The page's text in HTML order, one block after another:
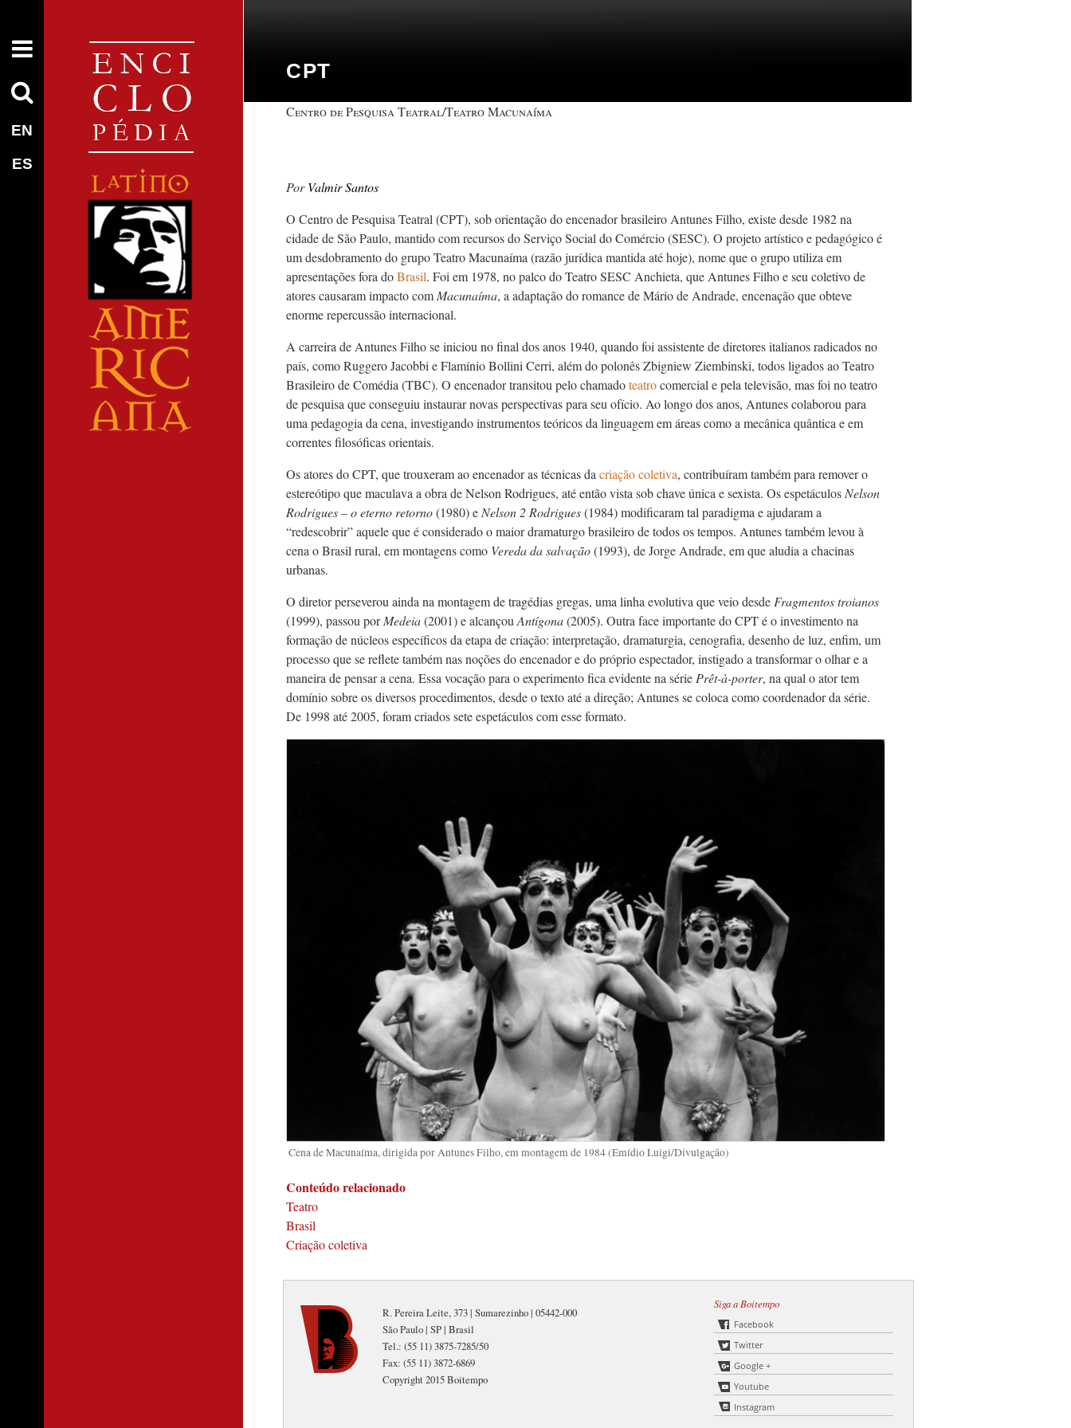
EN
ES
CPT
Centro de Pesquisa Teatral/Teatro Macunaíma
Valmir Santos
O Centro de Pesquisa Teatral (CPT), sob orientação do encenador brasileiro Antunes Filho, existe desde 1982 na
cidade de São Paulo, mantido com recursos do Serviço Social do Comércio (SESC). O projeto artístico e pedagógico é
um desdobramento do grupo Teatro Macunaíma (razão jurídica mantida até hoje), nome que o grupo utiliza em
apresentações fora doBrasil. Foi em 1978, no palco do Teatro SESC Anchieta, que Antunes Filho e seu coletivo de
atores causaram impacto com Macunaíma, a adaptação do romance de Mário de Andrade, encenação que obteve
enorme repercussão internacional.
A carreira de Antunes Filho se iniciou no final dos anos 1940, quando foi assistente de diretores italianos radicados no
país, como Ruggero Jacobbi e Flamínio Bollini Cerri, além do polonês Zbigniew Ziembinski, todos ligados ao Teatro
Brasileiro de Comédia (TBC). O encenador transitou pelo chamadoteatrocomercial e pela televisão, mas foi no teatro
de pesquisa que conseguiu instaurar novas perspectivas para seu ofício. Ao longo dos anos, Antunes colaborou para
uma pedagogia da cena, investigando instrumentos teóricos da linguagem em áreas como a mecânica quântica e em
correntes filosóficas orientais.
Os atores do CPT, que trouxeram ao encenador as técnicas da criação coletiva, contribuíram também para remover o
estereótipo que maculava a obra de Nelson Rodrigues, até então vista sob chave única e sexista. Os espetáculos Nelson
Rodrigues – o eterno retorno(1980) e Nelson 2 Rodrigues(1984) modificaram tal paradigma e ajudaram a
“redescobrir” aquele que é considerado o maior dramaturgo brasileiro de todos os tempos. Antunes também levou à
cena o Brasil rural, em montagens como Vereda da salvação(1993), de Jorge Andrade, em que aludia a chacinas
urbanas.
O diretor perseverou ainda na montagem de tragédias gregas, uma linha evolutiva que veio desde Fragmentos troianos
(1999), passou porMedeia(2001) e alcançou Antígona(2005). Outra face importante do CPT é o investimento na
formação de núcleos específicos da etapa de criação: interpretação, dramaturgia, cenografia, desenho de luz, enfim, um
processo que se reflete também nas noções do encenador e do próprio espectador, instigado a transformar o olhar e a
maneira de pensar a cena. Essa vocação para o experimento fica evidente na série Prêt-à-porter, na qual o ator tem
domínio sobre os diversos procedimentos, desde o texto até a direção; Antunes se coloca como coordenador da série.
De 1998 até 2005, foram criados sete espetáculos com esse formato.
Cena de Macunaíma, dirigida por Antunes Filho, em montagem de 1984 (Emídio Luigi/Divulgação)
Conteúdo relacionado
Teatro
Brasil
Criação coletiva
R. Pereira Leite, 373 | Sumarezinho | 05442-000
São Paulo | SP | Brasil
Tel.: (55 11) 3875-7285/50
Fax: (55 11) 3872-6869
Copyright 2015 Boitempo
Siga a Boitempo
Facebook
Twitter
Google +
Youtube
Instagram